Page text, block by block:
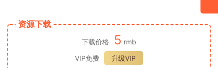
资源下载
下载价格 5 rmb
VIP免费
升级VIP